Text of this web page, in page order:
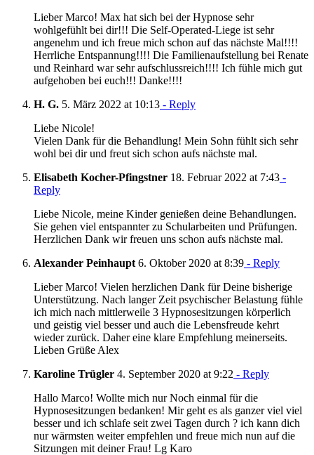
Lieber Marco! Max hat sich bei der Hypnose sehr
wohlgefühlt bei dir!!! Die Self-Operated-Liege ist sehr
angenehm und ich freue mich schon auf das nächste Mal!!!!
Herrliche Entspannung!!!! Die Familienaufstellung bei Renate
und Reinhard war sehr aufschlussreich!!!! Ich fühle mich gut
aufgehoben bei euch!!! Danke!!!!
H. G. 5. März 2022 at 10:13 - Reply
Liebe Nicole!
Vielen Dank für die Behandlung! Mein Sohn fühlt sich sehr
wohl bei dir und freut sich schon aufs nächste mal.
Elisabeth Kocher-Pfingstner 18. Februar 2022 at 7:43 -
Reply
Liebe Nicole, meine Kinder genießen deine Behandlungen.
Sie gehen viel entspannter zu Schularbeiten und Prüfungen.
Herzlichen Dank wir freuen uns schon aufs nächste mal.
Alexander Peinhaupt 6. Oktober 2020 at 8:39 - Reply
Lieber Marco! Vielen herzlichen Dank für Deine bisherige
Unterstützung. Nach langer Zeit psychischer Belastung fühle
ich mich nach mittlerweile 3 Hypnosesitzungen körperlich
und geistig viel besser und auch die Lebensfreude kehrt
wieder zurück. Daher eine klare Empfehlung meinerseits.
Lieben Grüße Alex
Karoline Trügler 4. September 2020 at 9:22 - Reply
Hallo Marco! Wollte mich nur Noch einmal für die
Hypnosesitzungen bedanken! Mir geht es als ganzer viel viel
besser und ich schlafe seit zwei Tagen durch ? ich kann dich
nur wärmsten weiter empfehlen und freue mich nun auf die
Sitzungen mit deiner Frau! Lg Karo